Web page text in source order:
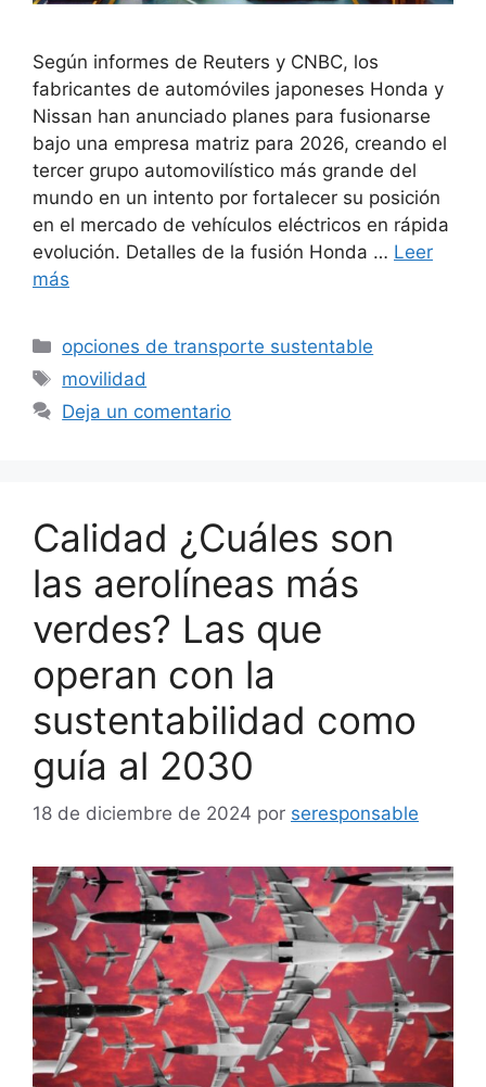
Según informes de Reuters y CNBC, los
fabricantes de automóviles japoneses Honda y
Nissan han anunciado planes para fusionarse
bajo una empresa matriz para 2026, creando el
tercer grupo automovilístico más grande del
mundo en un intento por fortalecer su posición
en el mercado de vehículos eléctricos en rápida
evolución. Detalles de la fusión Honda … Leer
más
Categorías
opciones de transporte sustentable
Etiquetas
movilidad
Deja un comentario
Calidad ¿Cuáles son
las aerolíneas más
verdes? Las que
operan con la
sustentabilidad como
guía al 2030
18 de diciembre de 2024 por seresponsable